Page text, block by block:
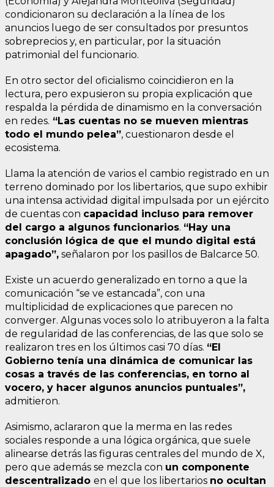
condicionaron su declaración a la línea de los
anuncios luego de ser consultados por presuntos
sobreprecios y, en particular, por la situación
patrimonial del funcionario.
En otro sector del oficialismo coincidieron en la
lectura, pero expusieron su propia explicación que
respalda la pérdida de dinamismo en la conversación
en redes. “Las cuentas no se mueven mientras
todo el mundo pelea”, cuestionaron desde el
ecosistema.
Llama la atención de varios el cambio registrado en un
terreno dominado por los libertarios, que supo exhibir
una intensa actividad digital impulsada por un ejército
de cuentas con capacidad incluso para remover
del cargo a algunos funcionarios. “Hay una
conclusión lógica de que el mundo digital está
apagado”, señalaron por los pasillos de Balcarce 50.
Existe un acuerdo generalizado en torno a que la
comunicación “se ve estancada”, con una
multiplicidad de explicaciones que parecen no
converger. Algunas voces solo lo atribuyeron a la falta
de regularidad de las conferencias, de las que solo se
realizaron tres en los últimos casi 70 días. “El
Gobierno tenía una dinámica de comunicar las
cosas a través de las conferencias, en torno al
vocero, y hacer algunos anuncios puntuales”,
admitieron.
Asimismo, aclararon que la merma en las redes
sociales responde a una lógica orgánica, que suele
alinearse detrás las figuras centrales del mundo de X,
pero que además se mezcla con un componente
descentralizado en el que los libertarios no ocultan